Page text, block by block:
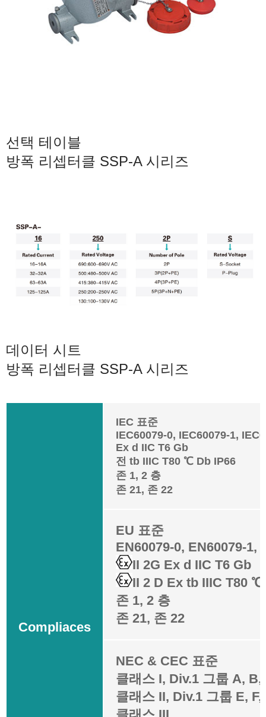
선택 테이블
방폭 리셉터클 SSP-A 시리즈
데이터 시트
방폭 리셉터클 SSP-A 시리즈
Compliaces
IEC 표준
IEC60079-0, IEC60079-1,
Ex d IIC T6 Gb
전 tb IIIC T80 ℃ Db IP66
존 1, 2 층
존 21, 존 22
EU 표준
EN60079-0, EN60079-1,
II 2G Ex d IIC T6 Gb
II 2 D Ex tb IIIC T80 ℃
존 1, 2 층
존 21, 존 22
NEC & CEC 표준
클래스 I, Div.1 그룹 A, B,
클래스 II, Div.1 그룹 E, F,